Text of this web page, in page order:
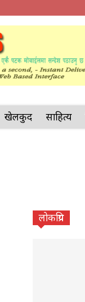
खेलकुद साहित्य
लोकप्रिय